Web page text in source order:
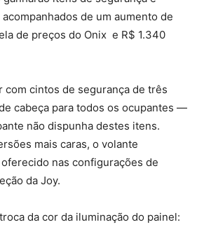
de um aumento de
de preços do Onix e R$ 1.340
com cintos de segurança de três
cabeça para todos os ocupantes —
não dispunha destes itens.
mais caras, o volante
nas configurações de
da Joy.
da cor da iluminação do painel: